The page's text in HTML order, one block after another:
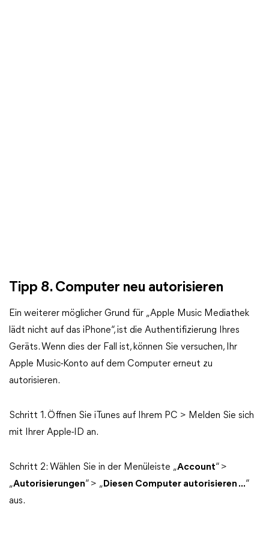
Tipp 8. Computer neu autorisieren
Ein weiterer möglicher Grund für „Apple Music Mediathek
lädt nicht auf das iPhone“, ist die Authentifizierung Ihres
Geräts. Wenn dies der Fall ist, können Sie versuchen, Ihr
Apple Music-Konto auf dem Computer erneut zu
autorisieren.
Schritt 1. Öffnen Sie iTunes auf Ihrem PC > Melden Sie sich
mit Ihrer Apple-ID an.
Schritt 2: Wählen Sie in der Menüleiste „Account“ >
„Autorisierungen“ > „ Diesen Computer autorisieren ...“
aus.